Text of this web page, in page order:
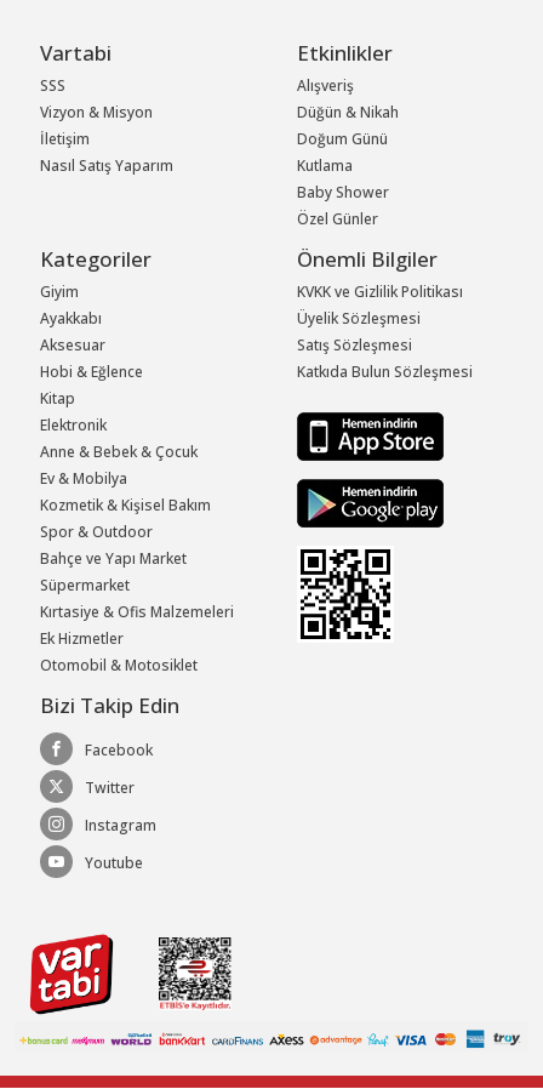
Vartabi
SSS
Vizyon & Misyon
İletişim
Nasıl Satış Yaparım
Etkinlikler
Alışveriş
Düğün & Nikah
Doğum Günü
Kutlama
Baby Shower
Özel Günler
Kategoriler
Giyim
Ayakkabı
Aksesuar
Hobi & Eğlence
Kitap
Elektronik
Anne & Bebek & Çocuk
Ev & Mobilya
Kozmetik & Kişisel Bakım
Spor & Outdoor
Bahçe ve Yapı Market
Süpermarket
Kırtasiye & Ofis Malzemeleri
Ek Hizmetler
Otomobil & Motosiklet
Önemli Bilgiler
KVKK ve Gizlilik Politikası
Üyelik Sözleşmesi
Satış Sözleşmesi
Katkıda Bulun Sözleşmesi
Bizi Takip Edin
Facebook
Twitter
Instagram
Youtube